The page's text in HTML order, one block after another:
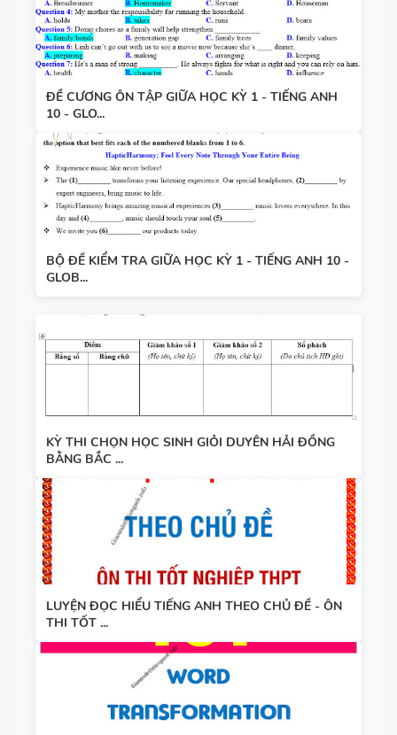
ĐỀ CƯƠNG ÔN TẬP GIỮA HỌC KỲ 1 - TIẾNG ANH
10 - GLO...
BỘ ĐỀ KIỂM TRA GIỮA HỌC KỲ 1 - TIẾNG ANH 10 -
GLOB...
KỲ THI CHỌN HỌC SINH GIỎI DUYÊN HẢI ĐỒNG
BẰNG BẮC ...
LUYỆN ĐỌC HIỂU TIẾNG ANH THEO CHỦ ĐỀ - ÔN
THI TỐT ...